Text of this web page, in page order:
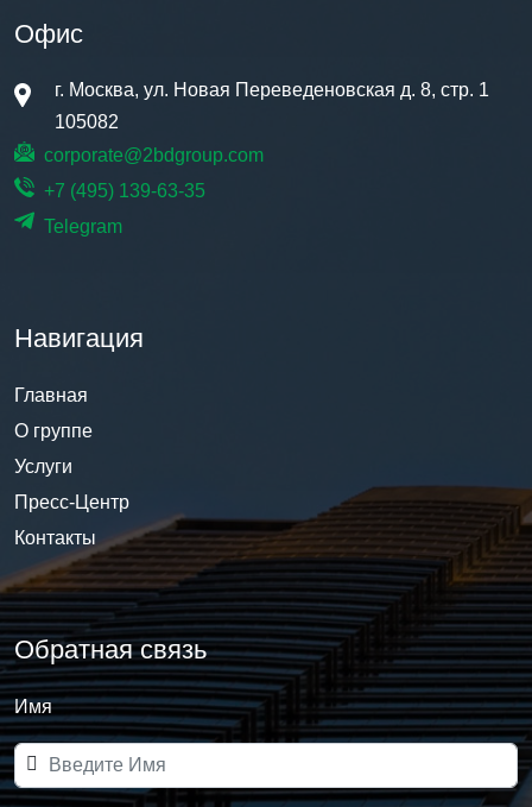
Офис
г. Москва, ул. Новая Переведеновская д. 8, стр. 1
105082
corporate@2bdgroup.com
+7 (495) 139-63-35
Telegram
Навигация
Главная
О группе
Услуги
Пресс-Центр
Контакты
Обратная связь
Имя